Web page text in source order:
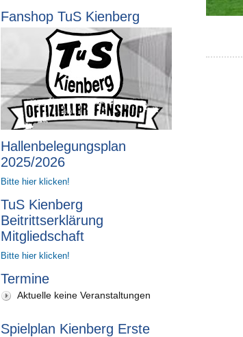
Fanshop TuS Kienberg
Hallenbelegungsplan
2025/2026
Bitte hier klicken!
TuS Kienberg
Beitrittserklärung
Mitgliedschaft
Bitte hier klicken!
Termine
Aktuelle keine Veranstaltungen
Spielplan Kienberg Erste